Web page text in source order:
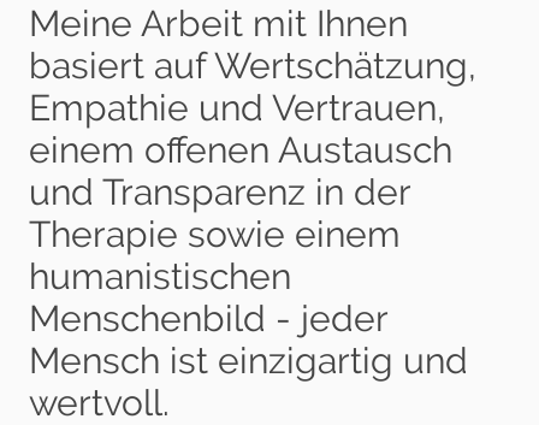
Meine Arbeit mit Ihnen
basiert auf Wertschätzung,
Empathie und Vertrauen,
einem offenen Austausch
und Transparenz in der
Therapie sowie einem
humanistischen
Menschenbild - jeder
Mensch ist einzigartig und
wertvoll.